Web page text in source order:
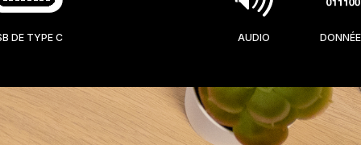
DE TYPE C AUDIO